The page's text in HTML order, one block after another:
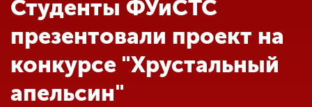
Абитуриенту
Обучение
Студенты ФУиСТС
презентовали проект на
конкурсе "Хрустальный
апельсин"